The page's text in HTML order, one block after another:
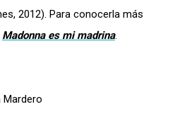
2012). Para conocerla más
Madonna es mi madrina.
Mardero